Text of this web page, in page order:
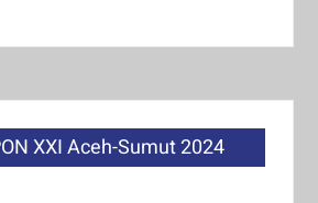
XXI Aceh-Sumut 2024